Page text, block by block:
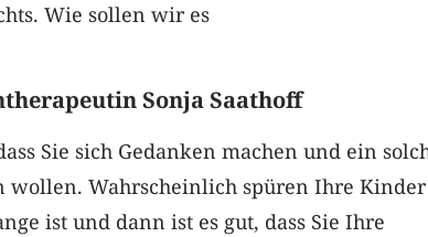
Wie sollen wir es
Sonja Saathoff
Sie sich Gedanken machen und ein
wollen. Wahrscheinlich spüren Ihre Kinder
ist und dann ist es gut, dass Sie Ihre